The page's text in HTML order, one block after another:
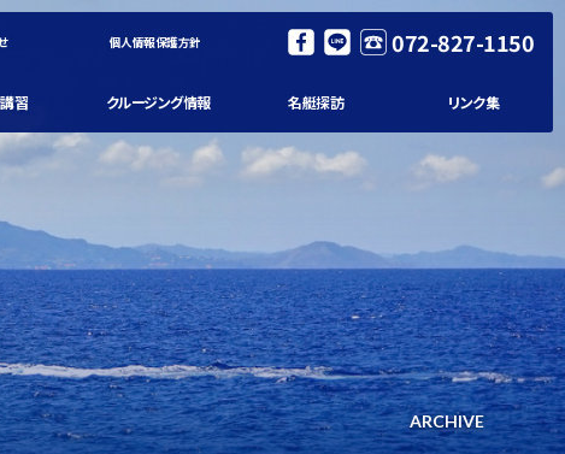
個人情報保護方針 072-827-1150
習 クルージング情報 名艇探訪 リンク集
ARCHIVE